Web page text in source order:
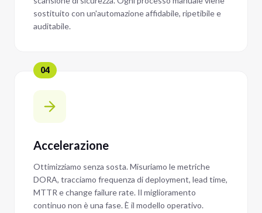
sostituito con un'automazione affidabile, ripetibile e
auditabile.
04
Accelerazione
Ottimizziamo senza sosta. Misuriamo le metriche
DORA, tracciamo frequenza di deployment, lead time,
MTTR e change failure rate. Il miglioramento
continuo non è una fase. È il modello operativo.